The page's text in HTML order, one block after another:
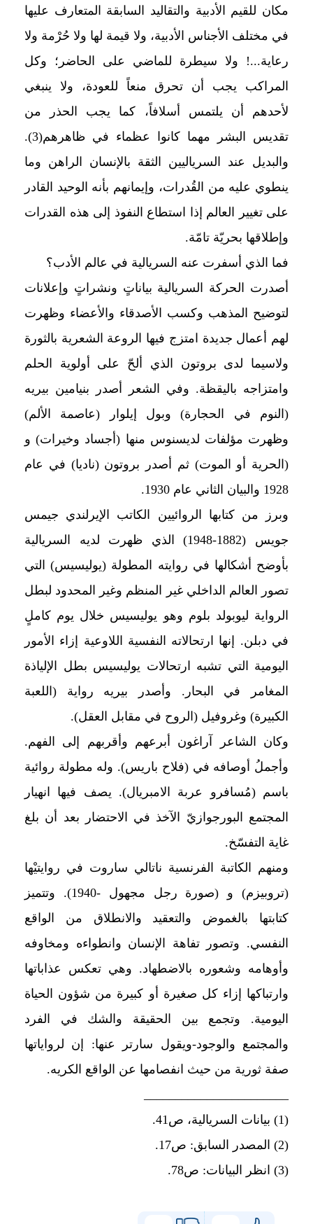
مكان للقيم الأدبية والتقاليد السابقة المتعارف عليها
في مختلف الأجناس الأدبية، ولا قيمة لها ولا حُرْمة ولا
رعاية...! ولا سيطرة للماضي على الحاضر؛ وكل
المراكب يجب أن تحرق منعاً للعودة، ولا ينبغي
لأحدهم أن يلتمس أسلافاً، كما يجب الحذر من
تقديس البشر مهما كانوا عظماء في ظاهرهم(3).
والبديل عند السرياليين الثقة بالإنسان الراهن وما
ينطوي عليه من القُدرات، وإيمانهم بأنه الوحيد القادر
على تغيير العالم إذا استطاع النفوذ إلى هذه القدرات
وإطلاقها بحريّة تامّة.
فما الذي أسفرت عنه السريالية في عالم الأدب؟
أصدرت الحركة السريالية بياناتٍ ونشراتٍ وإعلانات
لتوضيح المذهب وكسب الأصدقاء والأعضاء وظهرت
لهم أعمال جديدة امتزج فيها الروعة الشعرية بالثورة
ولاسيما لدى بروتون الذي ألحّ على أولوية الحلم
وامتزاجه باليقظة. وفي الشعر أصدر بنيامين بيريه
(النوم في الحجارة) وبول إيلوار (عاصمة الألم)
وظهرت مؤلفات لديسنوس منها (أجساد وخيرات) و
(الحرية أو الموت) ثم أصدر بروتون (ناديا) في عام
1928 والبيان الثاني عام 1930.
وبرز من كتابها الروائيين الكاتب الإيرلندي جيمس
جويس (1882-1948) الذي ظهرت لديه السريالية
بأوضح أشكالها في روايته المطولة (يوليسيس) التي
تصور العالم الداخلي غير المنظم وغير المحدود لبطل
الرواية ليوبولد بلوم وهو يوليسيس خلال يوم كاملٍ
في دبلن. إنها ارتحالاته النفسية اللاوعية إزاء الأمور
اليومية التي تشبه ارتحالات يوليسيس بطل الإلياذة
المغامر في البحار. وأصدر بيريه رواية (اللعبة
الكبيرة) وغروفيل (الروح في مقابل العقل).
وكان الشاعر آراغون أبرعهم وأقربهم إلى الفهم.
وأجملُ أوصافه في (فلاح باريس). وله مطولة روائية
باسم (مُسافرو عربة الامبريال). يصف فيها انهيار
المجتمع البورجوازيّ الآخذ في الاحتضار بعد أن بلغ
غاية التفسّخ.
ومنهم الكاتبة الفرنسية ناتالي ساروت في روايتيْها
(تروبيزم) و (صورة رجل مجهول -1940). وتتميز
كتابتها بالغموض والتعقيد والانطلاق من الواقع
النفسي. وتصور تفاهة الإنسان وانطواءه ومخاوفه
وأوهامه وشعوره بالاضطهاد. وهي تعكس عذاباتها
وارتباكها إزاء كل صغيرة أو كبيرة من شؤون الحياة
اليومية. وتجمع بين الحقيقة والشك في الفرد
والمجتمع والوجود-ويقول سارتر عنها: إن لرواياتها
صفة ثورية من حيث انفصامها عن الواقع الكريه.
(1) بيانات السريالية، ص41.
(2) المصدر السابق: ص17.
(3) انظر البيانات: ص78.